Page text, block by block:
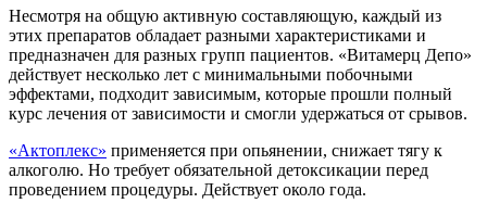
Несмотря на общую активную составляющую, каждый из
этих препаратов обладает разными характеристиками и
предназначен для разных групп пациентов. «Витамерц Депо»
действует несколько лет с минимальными побочными
эффектами, подходит зависимым, которые прошли полный
курс лечения от зависимости и смогли удержаться от срывов.
«Актоплекс» применяется при опьянении, снижает тягу к
алкоголю. Но требует обязательной детоксикации перед
проведением процедуры. Действует около года.